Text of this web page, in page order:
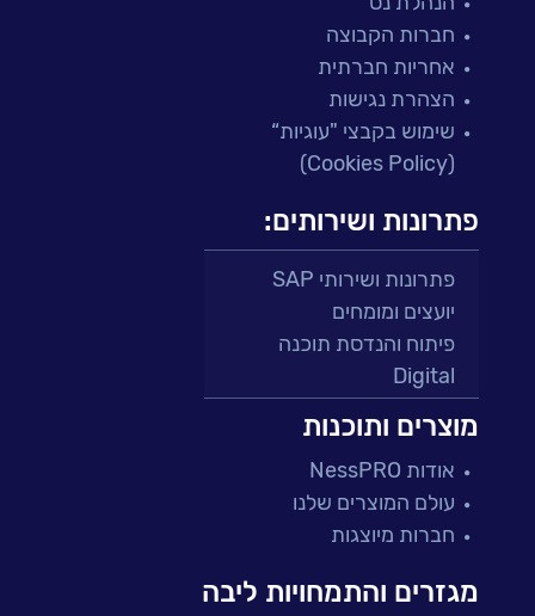
חברות הקבוצה
אחריות חברתית
הצהרת נגישות
שימוש בקבצי "עוגיות“
(Cookies Policy)
פתרונות ושירותים:
פתרונות ושירותי SAP
יועצים ומומחים
פיתוח והנדסת תוכנה
Digital
פתרונות למגזר הפיננסי
מיקור חוץ ושירותים מנוהלים
בדיקות והבטחת איכות
עולמות הענן
עולמות הסייבר
מוצרים ותוכנות
אודות NessPRO
עולם המוצרים שלנו
חברות מיוצגות
מגזרים והתמחויות ליבה